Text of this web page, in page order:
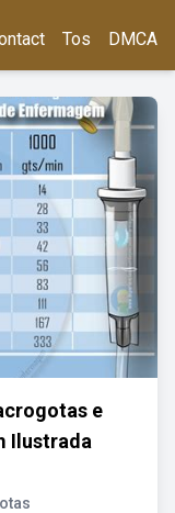
Tos DMCA
e
Ilustrada